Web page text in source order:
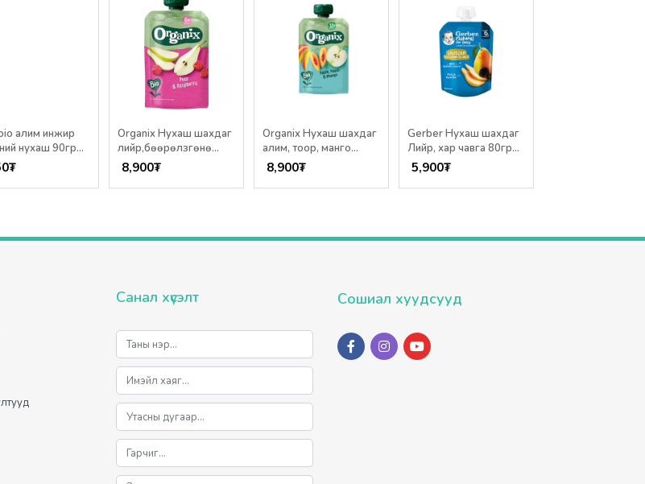
алим инжир
нухаш 90гр
₮
Organix Нухаш шахдаг
лийр,бөөрөлзгөнө
100гр /6+ сар/
8,900₮
Organix Нухаш шахдаг
алим, тоор, манго
100гр /12+ сар/
8,900₮
Gerber Нухаш шахдаг
Лийр, хар чавга 80гр
/6+ сар/
5,900₮
Санал хүсэлт Сошиал хуудсууд